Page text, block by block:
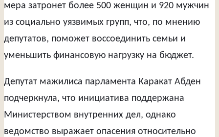
мера затронет более 500 женщин и 920 мужчин
из социально уязвимых групп, что, по мнению
депутатов, поможет воссоединить семьи и
уменьшить финансовую нагрузку на бюджет.
Депутат мажилиса парламента Каракат Абден
подчеркнула, что инициатива поддержана
Министерством внутренних дел, однако
ведомство выражает опасения относительно